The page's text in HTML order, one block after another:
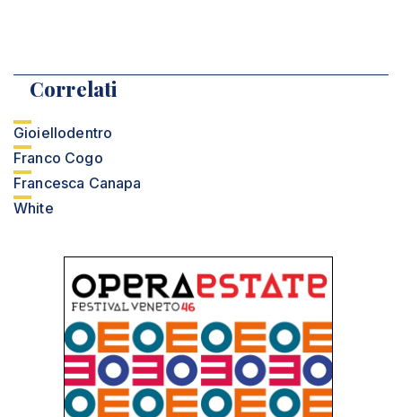
Correlati
Gioiellodentro
Franco Cogo
Francesca Canapa
White